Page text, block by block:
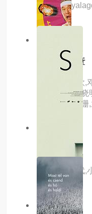
德
·里德
爱情左灯右行
主演：林嘉欣
朋,佟大为,黄
峻宁,白冰,丛
死神的精度
主演：金城武,
卓也
10.0分 hd